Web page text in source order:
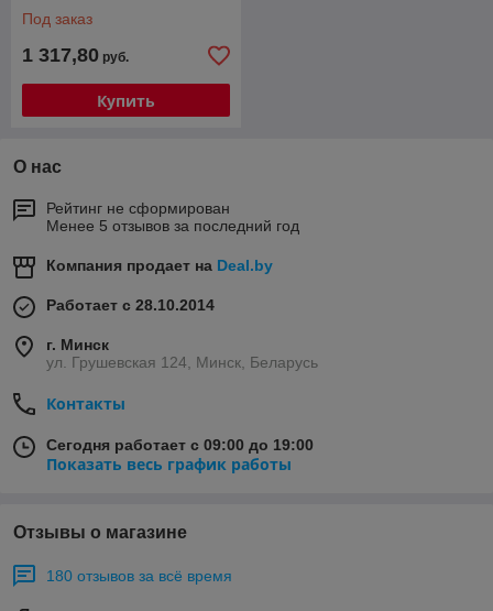
Под заказ
1 317,80 руб.
Купить
О нас
Рейтинг не сформирован
Менее 5 отзывов за последний год
Компания продает на Deal.by
Работает с 28.10.2014
г. Минск
ул. Грушевская 124, Минск, Беларусь
Контакты
Сегодня работает с 09:00 до 19:00
Показать весь график работы
Отзывы о магазине
180 отзывов за всё время